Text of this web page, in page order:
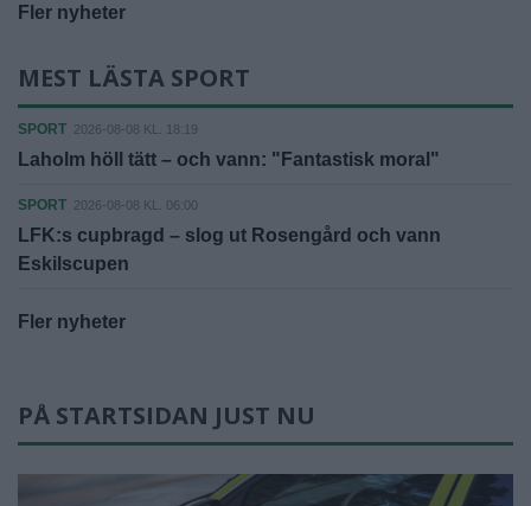
Fler nyheter
MEST LÄSTA SPORT
SPORT 2026-08-08 KL. 18:19
Laholm höll tätt – och vann: "Fantastisk moral"
SPORT 2026-08-08 KL. 06:00
LFK:s cupbragd – slog ut Rosengård och vann
Eskilscupen
Fler nyheter
PÅ STARTSIDAN JUST NU